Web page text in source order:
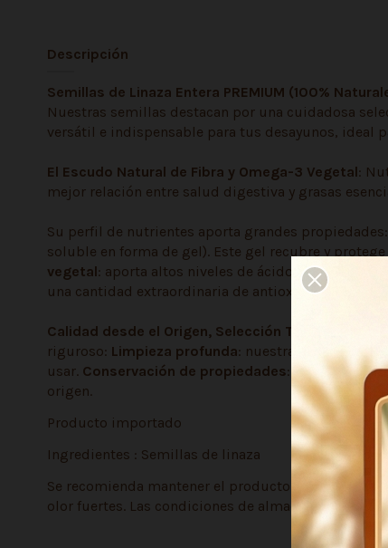
Descripción
Semillas de Linaza Entera PREMIUM (100%
Nuestras semillas destacan por una cuidadosa
versátil e indispensable para tus desayunos, ideal
El Escudo Natural de Fibra y Omega-3 Vegetal:
mejor relación entre salud digestiva y grasas
Su perfil de nutrientes aporta grandes propiedades:
soluble en forma de gel). Este gel recubre y
vegetal: aporta altos niveles de ácido alfa-
una cantidad extraordinaria de antioxidantes
Calidad desde el Origen, Selección Tostaduría
riguroso: Limpieza profunda: nuestras semillas
usar. Conservación de propiedades: envasamos
origen.
Producto importado
Ingredientes : Semillas de linaza
Se recomienda mantener el producto en su
olor fuertes. Las condiciones de almacenamiento